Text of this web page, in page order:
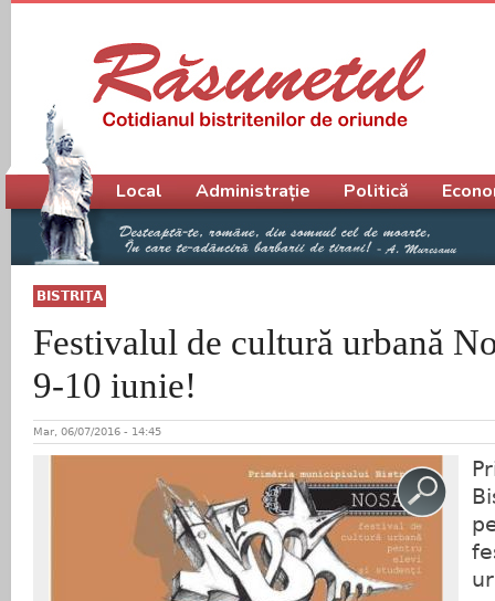
BISTRIŢA
Festivalul de cultură urbană
9-10 iunie!
Mar, 06/07/2016 - 14:45
Meniu principal
Local Administrație Politică